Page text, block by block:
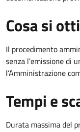
Cosa si
Il procedimento
senza l’emissione di
l’Amministrazione
Tempi e
Durata massima del